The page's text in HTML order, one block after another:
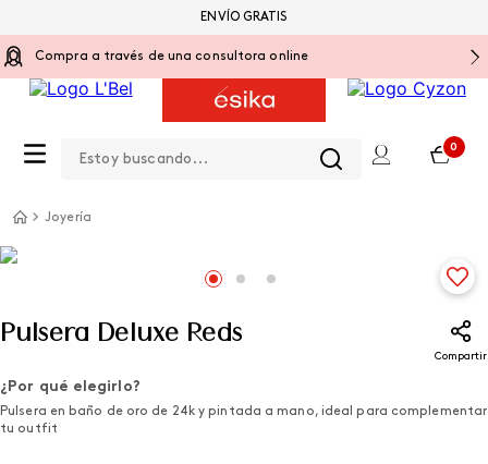
Compra a través de una consultora online
0
ENVÍO GRATIS
Joyería
Pulsera Deluxe Reds
Compartir
¿Por qué elegirlo?
Pulsera en baño de oro de 24k y pintada a mano, ideal para complementar
tu outfit